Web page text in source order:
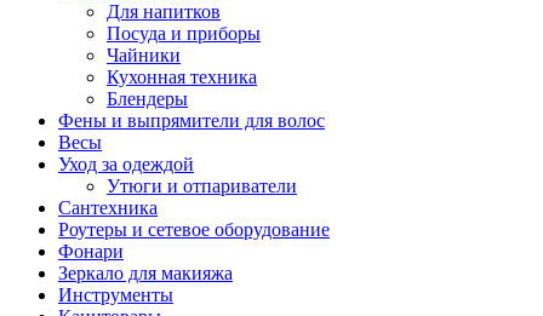
Для напитков
Посуда и приборы
Чайники
Кухонная техника
Блендеры
Фены и выпрямители для волос
Весы
Уход за одеждой
Утюги и отпариватели
Сантехника
Роутеры и сетевое оборудование
Фонари
Зеркало для макияжа
Инструменты